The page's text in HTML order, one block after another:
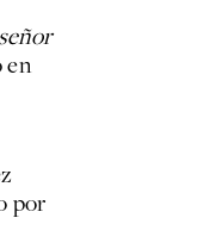
en
por